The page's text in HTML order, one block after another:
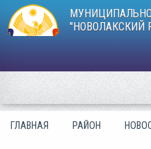
"НОВОЛАКСКИЙ
ГЛАВНАЯ РАЙОН